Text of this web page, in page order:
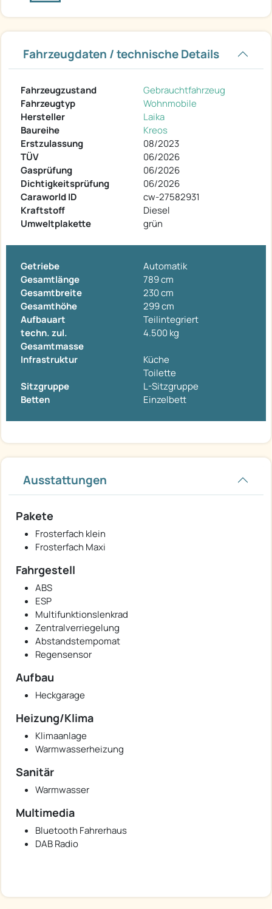
Fahrzeugdaten / technische Details
Fahrzeugzustand
Gebrauchtfahrzeug
Fahrzeugtyp
Wohnmobile
Hersteller
Laika
Baureihe
Kreos
Erstzulassung
08/2023
TÜV
06/2026
Gasprüfung
06/2026
Dichtigkeitsprüfung
06/2026
Caraworld ID
cw-27582931
Kraftstoff
Diesel
Umweltplakette
grün
Getriebe
Automatik
Gesamtlänge
789 cm
Gesamtbreite
230 cm
Gesamthöhe
299 cm
Aufbauart
Teilintegriert
techn. zul.
Gesamtmasse
4.500 kg
Infrastruktur
Küche
Toilette
Sitzgruppe
L-Sitzgruppe
Betten
Einzelbett
Ausstattungen
Pakete
Frosterfach klein
Frosterfach Maxi
Fahrgestell
ABS
ESP
Multifunktionslenkrad
Zentralverriegelung
Abstandstempomat
Regensensor
Aufbau
Heckgarage
Heizung/Klima
Klimaanlage
Warmwasserheizung
Sanitär
Warmwasser
Multimedia
Bluetooth Fahrerhaus
DAB Radio